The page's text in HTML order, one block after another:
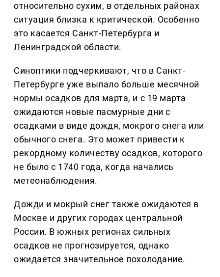
относительно сухим, в отдельных районах
ситуация близка к критической. Особенно
это касается Санкт-Петербурга и
Ленинградской области.
Синоптики подчеркивают, что в Санкт-
Петербурге уже выпало больше месячной
нормы осадков для марта, и с 19 марта
ожидаются новые пасмурные дни с
осадками в виде дождя, мокрого снега или
обычного снега. Это может привести к
рекордному количеству осадков, которого
не было с 1740 года, когда начались
метеонаблюдения.
Дожди и мокрый снег также ожидаются в
Москве и других городах центральной
России. В южных регионах сильных
осадков не прогнозируется, однако
ожидается значительное похолодание.